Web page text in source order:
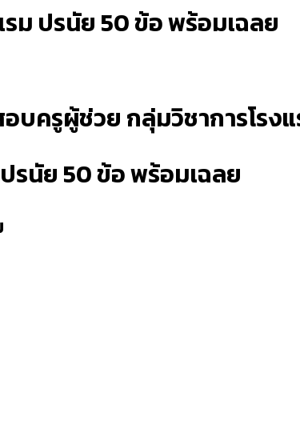
ม ปรนัย 50 ข้อ พร้อมเฉลย
บครูผู้ช่วย กลุ่มวิชาการโรง
ปรนัย 50 ข้อ พร้อมเฉลย